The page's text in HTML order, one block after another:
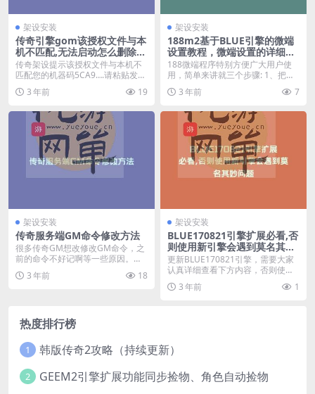
架设安装
传奇引擎gom该授权文件与本
机不匹配,无法启动怎么删除插
件
传奇架设提示该授权文件与本机不
匹配您的机器码5CA9….请粘贴发给
作...
3 年前 19
架设安装
188m2基于BLUE引擎的微端
设置教程，微端设置的详细说
明
188微端程序特别方便广大用户使
用，简单来讲就三个步骤: 1、把服
务器打开...
3 年前 7
架设安装
传奇服务端GM命令修改方法
很多传奇GM想改修改GM命令，之
前的命令不好记啊等一些原因。今
天给大家说下传奇游...
3 年前 18
架设安装
BLUE170821引擎扩展必看,否
则使用新引擎会遇到莫名其妙
问题
更新BLUE170821引擎，需要大家
认真详细查看下方内容，否则使用
新引擎会遇到...
3 年前 1
热度排行榜
1 韩版传奇2攻略（持续更新）
2 GEEM2引擎扩展功能同步捡物、角色自动捡物